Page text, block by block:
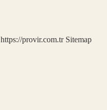
https://provir.com.tr Sitemap